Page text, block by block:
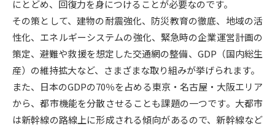
志望校・出願校を調べる
併願校選び 受験スケジュールを立てよう
先輩が入学を決めた理由 テレメール全国一斉進学調査
新生活お役立ちガイド
にとどめ、回復力を身につけることが必要なのです。
その策として、建物の耐震強化、防災教育の徹底、地域の活
性化、エネルギーシステムの強化、緊急時の企業運営計画の
策定、避難や救援を想定した交通網の整備、GDP（国内総生
産）の維持拡大など、さまざまな取り組みが挙げられます。
また、日本のGDPの70％を占める東京・名古屋・大阪エリア
から、都市機能を分散させることも課題の一つです。大都市
は新幹線の路線上に形成される傾向があるので、新幹線など